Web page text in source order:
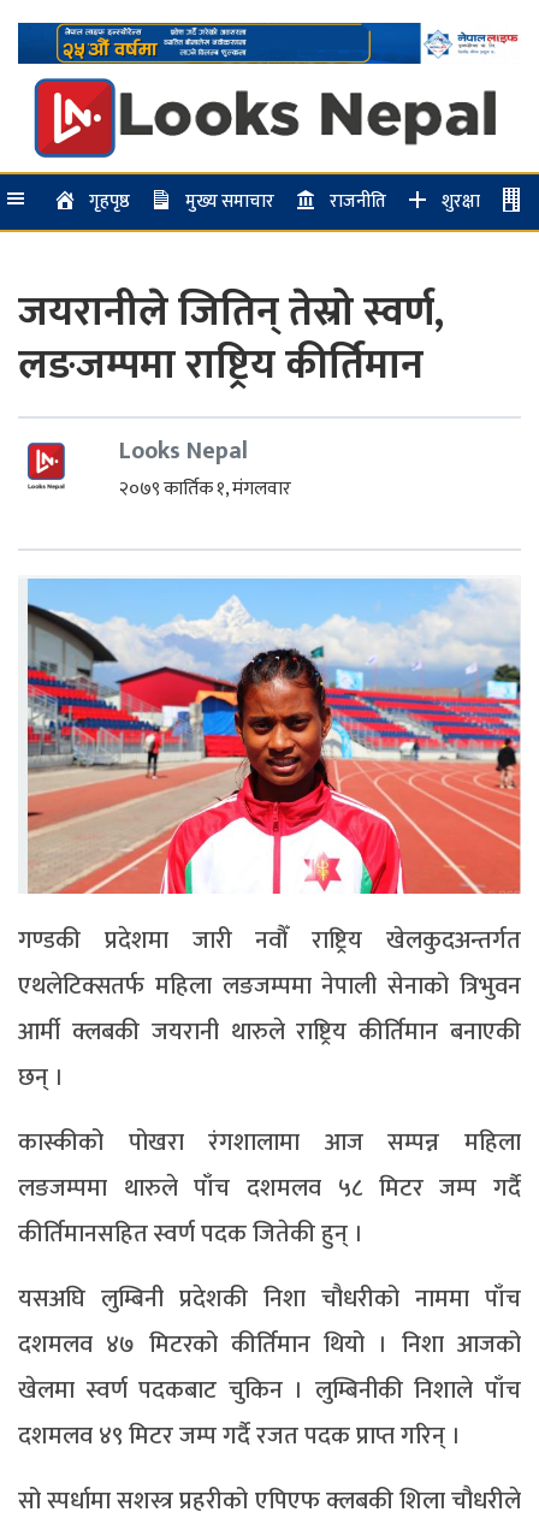
गृहपृष्ठ मुख्य समाचार राजनीति शुरक्षा
जयरानीले जितिन् तेस्रो स्वर्ण,
लङजम्पमा राष्ट्रिय कीर्तिमान
Looks Nepal
२०७९ कार्तिक १, मंगलवार
गण्डकी प्रदेशमा जारी नवौँ राष्ट्रिय खेलकुदअन्तर्गत
एथलेटिक्सतर्फ महिला लङजम्पमा नेपाली सेनाको त्रिभुवन
आर्मी क्लबकी जयरानी थारुले राष्ट्रिय कीर्तिमान बनाएकी
छन् ।
कास्कीको पोखरा रंगशालामा आज सम्पन्न महिला
लङजम्पमा थारुले पाँच दशमलव ५८ मिटर जम्प गर्दै
कीर्तिमानसहित स्वर्ण पदक जितेकी हुन् ।
यसअघि लुम्बिनी प्रदेशकी निशा चौधरीको नाममा पाँच
दशमलव ४७ मिटरको कीर्तिमान थियो । निशा आजको
खेलमा स्वर्ण पदकबाट चुकिन । लुम्बिनीकी निशाले पाँच
दशमलव ४९ मिटर जम्प गर्दै रजत पदक प्राप्त गरिन् ।
सो स्पर्धामा सशस्त्र प्रहरीको एपिएफ क्लबकी शिला चौधरीले